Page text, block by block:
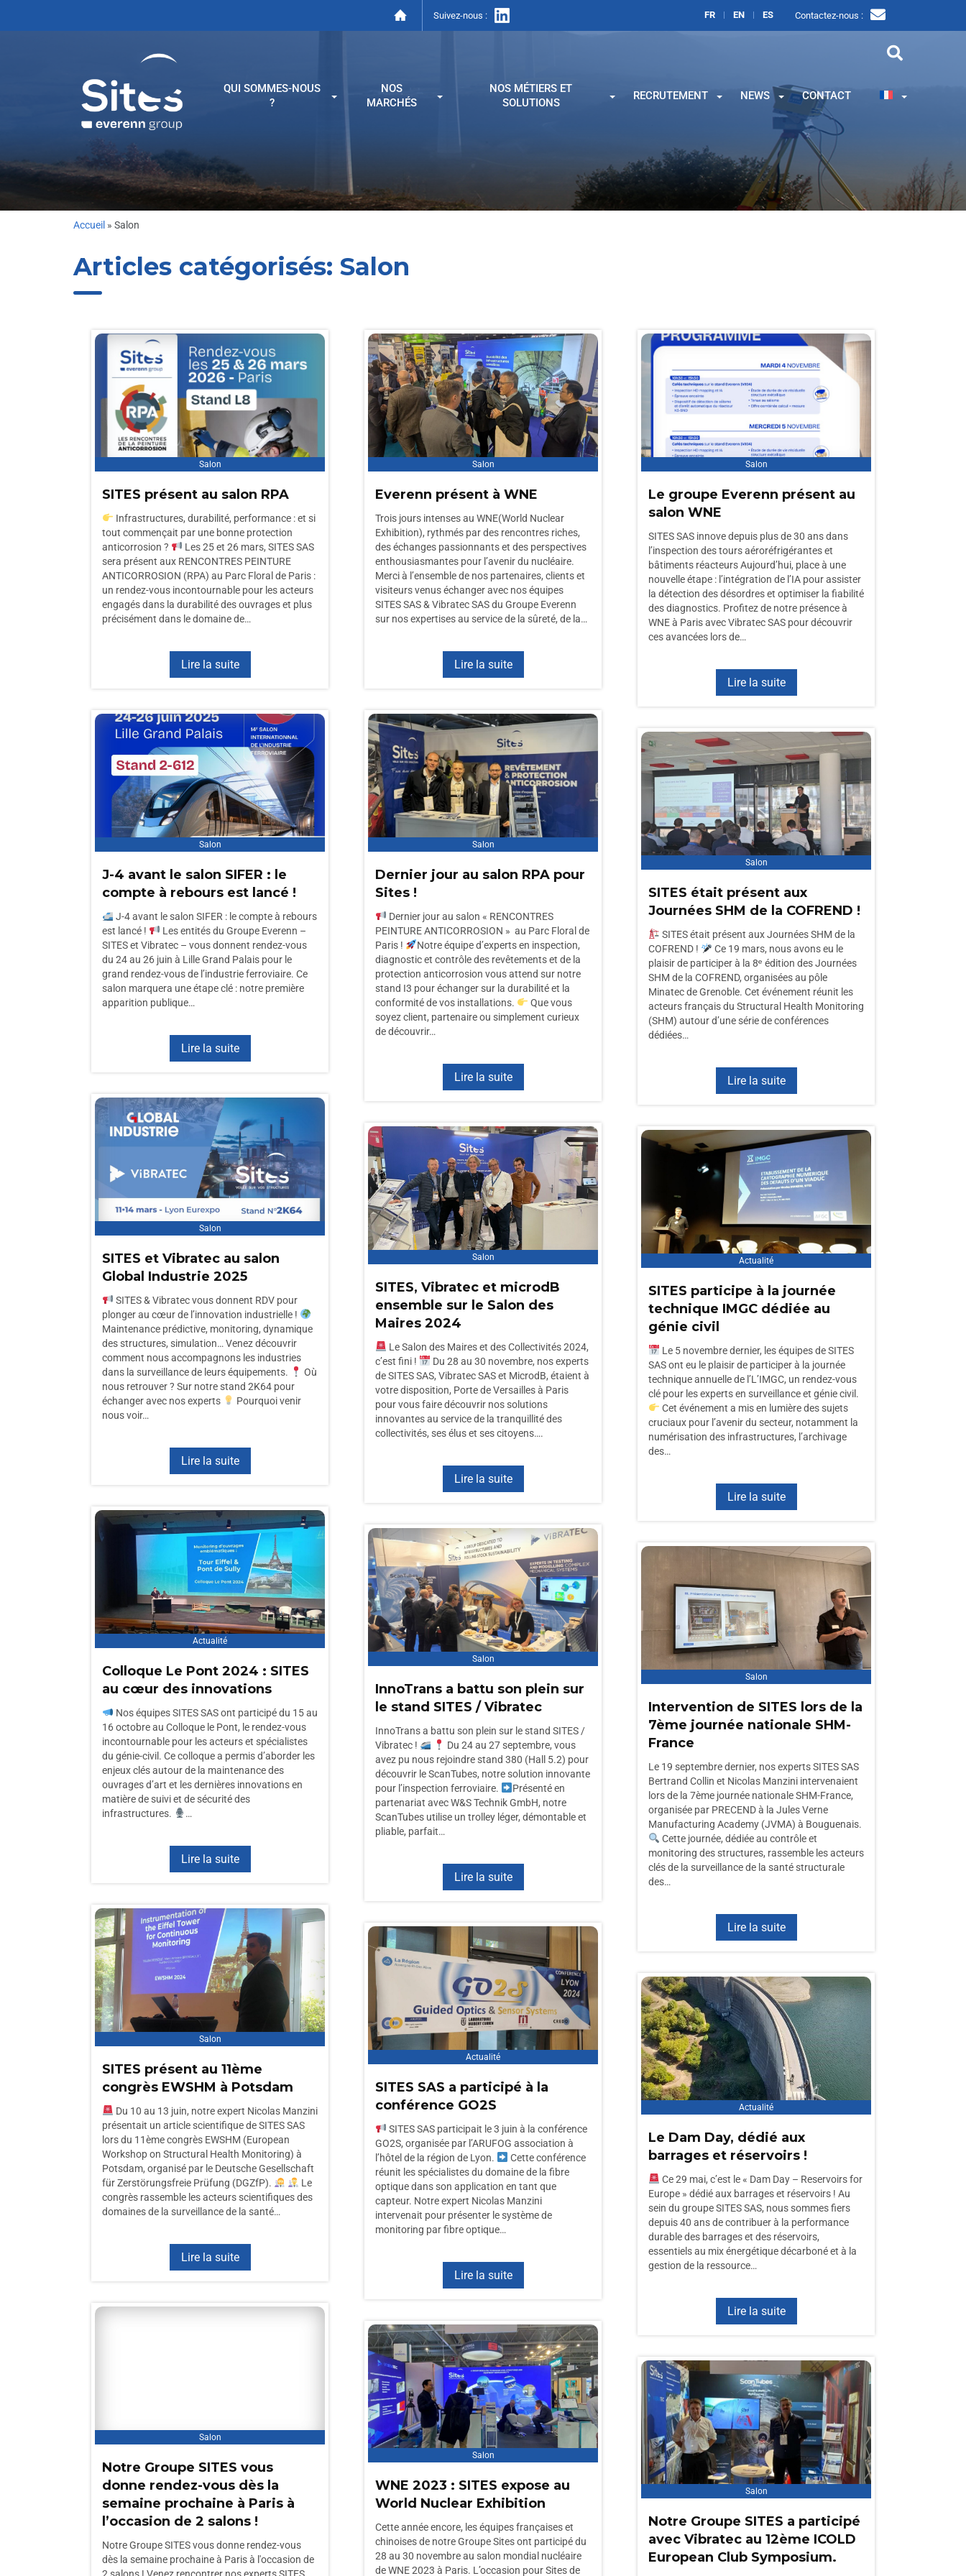
Suivez-nous : FR EN ES Contactez-nous :
QUI SOMMES-NOUS
?
NOS
MARCHÉS
NOS MÉTIERS ET
SOLUTIONS
RECRUTEMENT NEWS CONTACT
Accueil » Salon
Articles catégorisés: Salon
Salon
SITES présent au salon RPA
Infrastructures, durabilité, performance : et si
tout commençait par une bonne protection
anticorrosion ?
Les 25 et 26 mars, SITES SAS
sera présent aux RENCONTRES PEINTURE
ANTICORROSION (RPA) au Parc Floral de Paris :
un rendez-vous incontournable pour les acteurs
engagés dans la durabilité des ouvrages et plus
précisément dans le domaine de…
Lire la suite
Salon
Everenn présent à WNE
Trois jours intenses au WNE(World Nuclear
Exhibition), rythmés par des rencontres riches,
des échanges passionnants et des perspectives
enthousiasmantes pour l’avenir du nucléaire.
Merci à l’ensemble de nos partenaires, clients et
visiteurs venus échanger avec nos équipes
SITES SAS & Vibratec SAS du Groupe Everenn
sur nos expertises au service de la sûreté, de la…
Lire la suite
Salon
Le groupe Everenn présent au
salon WNE
SITES SAS innove depuis plus de 30 ans dans
l’inspection des tours aéroréfrigérantes et
bâtiments réacteurs Aujourd’hui, place à une
nouvelle étape : l’intégration de l’IA pour assister
la détection des désordres et optimiser la fiabilité
des diagnostics. Profitez de notre présence à
WNE à Paris avec Vibratec SAS pour découvrir
ces avancées lors de…
Lire la suite
Salon
J-4 avant le salon SIFER : le
compte à rebours est lancé !
J-4 avant le salon SIFER : le compte à rebours
est lancé !
Les entités du Groupe Everenn –
SITES et Vibratec – vous donnent rendez-vous
du 24 au 26 juin à Lille Grand Palais pour le
grand rendez-vous de l’industrie ferroviaire. Ce
salon marquera une étape clé : notre première
apparition publique…
Lire la suite
Salon
Dernier jour au salon RPA pour
Sites !
Dernier jour au salon « RENCONTRES
PEINTURE ANTICORROSION » au Parc Floral de
Paris !
Notre équipe d’experts en inspection,
diagnostic et contrôle des revêtements et de la
protection anticorrosion vous attend sur notre
stand I3 pour échanger sur la durabilité et la
conformité de vos installations.
Que vous
soyez client, partenaire ou simplement curieux
de découvrir…
Lire la suite
Salon
SITES était présent aux
Journées SHM de la COFREND !
SITES était présent aux Journées SHM de la
COFREND !
Ce 19 mars, nous avons eu le
plaisir de participer à la 8ᵉ édition des Journées
SHM de la COFREND, organisées au pôle
Minatec de Grenoble. Cet événement réunit les
acteurs français du Structural Health Monitoring
(SHM) autour d’une série de conférences
dédiées…
Lire la suite
Salon
SITES et Vibratec au salon
Global Industrie 2025
SITES & Vibratec vous donnent RDV pour
plonger au cœur de l’innovation industrielle !
Maintenance prédictive, monitoring, dynamique
des structures, simulation… Venez découvrir
comment nous accompagnons les industries
dans la surveillance de leurs équipements.
Où
nous retrouver ? Sur notre stand 2K64 pour
échanger avec nos experts
Pourquoi venir
nous voir…
Lire la suite
Salon
SITES, Vibratec et microdB
ensemble sur le Salon des
Maires 2024
Le Salon des Maires et des Collectivités 2024,
c’est fini !
Du 28 au 30 novembre, nos experts
de SITES SAS, Vibratec SAS et MicrodB, étaient à
votre disposition, Porte de Versailles à Paris
pour vous faire découvrir nos solutions
innovantes au service de la tranquillité des
collectivités, ses élus et ses citoyens….
Lire la suite
Actualité
SITES participe à la journée
technique IMGC dédiée au
génie civil
Le 5 novembre dernier, les équipes de SITES
SAS ont eu le plaisir de participer à la journée
technique annuelle de l’L’IMGC, un rendez-vous
clé pour les experts en surveillance et génie civil.
Cet événement a mis en lumière des sujets
cruciaux pour l’avenir du secteur, notamment la
numérisation des infrastructures, l’archivage
des…
Lire la suite
Actualité
Colloque Le Pont 2024 : SITES
au cœur des innovations
Nos équipes SITES SAS ont participé du 15 au
16 octobre au Colloque le Pont, le rendez-vous
incontournable pour les acteurs et spécialistes
du génie-civil. Ce colloque a permis d’aborder les
enjeux clés autour de la maintenance des
ouvrages d’art et les dernières innovations en
matière de suivi et de sécurité des
infrastructures.
…
Lire la suite
Salon
InnoTrans a battu son plein sur
le stand SITES / Vibratec
InnoTrans a battu son plein sur le stand SITES /
Vibratec !
Du 24 au 27 septembre, vous
avez pu nous rejoindre stand 380 (Hall 5.2) pour
découvrir le ScanTubes, notre solution innovante
pour l’inspection ferroviaire.
Présenté en
partenariat avec W&S Technik GmbH, notre
ScanTubes utilise un trolley léger, démontable et
pliable, parfait…
Lire la suite
Salon
Intervention de SITES lors de la
7ème journée nationale SHM-
France
Le 19 septembre dernier, nos experts SITES SAS
Bertrand Collin et Nicolas Manzini intervenaient
lors de la 7ème journée nationale SHM-France,
organisée par PRECEND à la Jules Verne
Manufacturing Academy (JVMA) à Bouguenais.
Cette journée, dédiée au contrôle et
monitoring des structures, rassemble les acteurs
clés de la surveillance de la santé structurale
des…
Lire la suite
Salon
SITES présent au 11ème
congrès EWSHM à Potsdam
Du 10 au 13 juin, notre expert Nicolas Manzini
présentait un article scientifique de SITES SAS
lors du 11ème congrès EWSHM (European
Workshop on Structural Health Monitoring) à
Potsdam, organisé par le Deutsche Gesellschaft
für Zerstörungsfreie Prüfung (DGZfP).
Le
congrès rassemble les acteurs scientifiques des
domaines de la surveillance de la santé…
Lire la suite
Actualité
SITES SAS a participé à la
conférence GO2S
SITES SAS participait le 3 juin à la conférence
GO2S, organisée par l’ARUFOG association à
l’hôtel de la région de Lyon.
Cette conférence
réunit les spécialistes du domaine de la fibre
optique dans son application en tant que
capteur. Notre expert Nicolas Manzini
intervenait pour présenter le système de
monitoring par fibre optique…
Lire la suite
Actualité
Le Dam Day, dédié aux
barrages et réservoirs !
Ce 29 mai, c’est le « Dam Day – Reservoirs for
Europe » dédié aux barrages et réservoirs ! Au
sein du groupe SITES SAS, nous sommes fiers
depuis 40 ans de contribuer à la performance
durable des barrages et des réservoirs,
essentiels au mix énergétique décarboné et à la
gestion de la ressource…
Lire la suite
Salon
Notre Groupe SITES vous
donne rendez-vous dès la
semaine prochaine à Paris à
l’occasion de 2 salons !
Notre Groupe SITES vous donne rendez-vous
dès la semaine prochaine à Paris à l'occasion de
Salon
WNE 2023 : SITES expose au
World Nuclear Exhibition
Cette année encore, les équipes françaises et
chinoises de notre Groupe Sites ont participé du
28 au 30 novembre au salon mondial nucléaire
de WNE 2023 à Paris. L’occasion pour Sites de
Salon
Notre Groupe SITES a participé
avec Vibratec au 12ème ICOLD
European Club Symposium.